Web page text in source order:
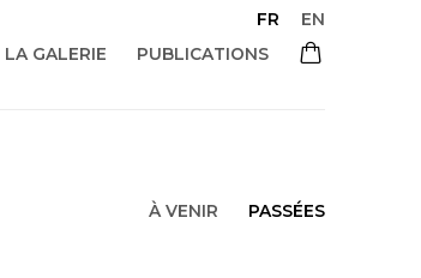
LA GALERIE PUBLICATIONS
FR EN
À VENIR PASSÉES